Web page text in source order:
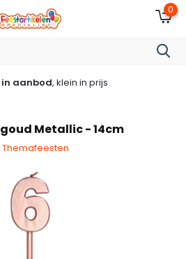
0
in aanbod, klein in prijs
Metallic - 14cm
Themafeesten